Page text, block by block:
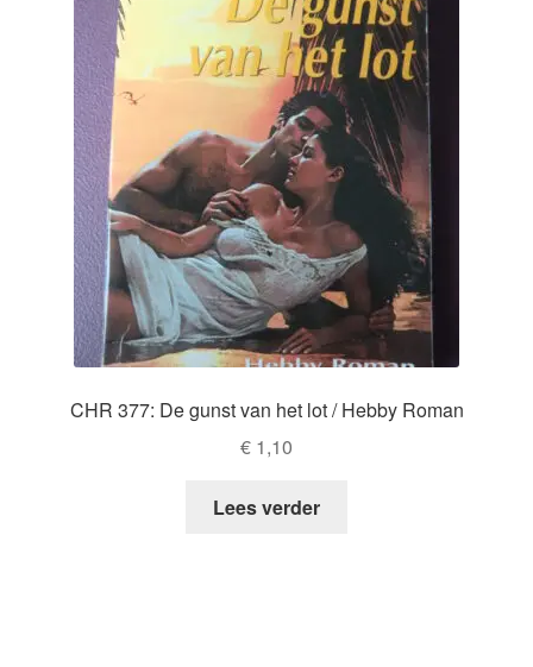
CHR 377: De gunst van het lot / Hebby Roman
€ 1,10
Lees verder